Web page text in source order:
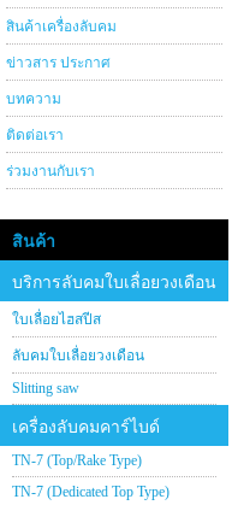
สินค้าเครื่องลับคม
ข่าวสาร ประกาศ
บทความ
ติดต่อเรา
ร่วมงานกับเรา
สินค้า
บริการลับคมใบเลื่อยวงเดือน
ใบเลื่อยไฮสปีส
ลับคมใบเลื่อยวงเดือน
Slitting saw
เครื่องลับคมคาร์ไบด์
TN-7 (Top/Rake Type)
TN-7 (Dedicated Top Type)